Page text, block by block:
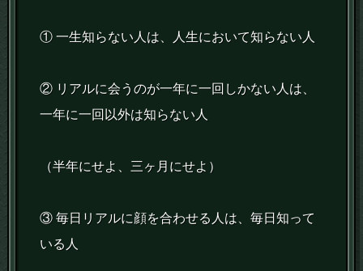
① 一生知らない人は、人生において知らない人
② リアルに会うのが一年に一回しかない人は、
一年に一回以外は知らない人
（半年にせよ、三ヶ月にせよ）
③ 毎日リアルに顔を合わせる人は、毎日知って
いる人